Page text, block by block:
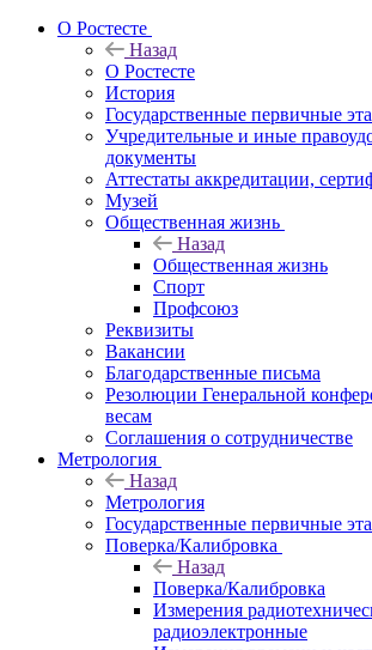
О Ростесте
Назад
О Ростесте
История
Государственные первичные
Учредительные и иные
документы
Аттестаты аккредитации,
Музей
Общественная жизнь
Назад
Общественная жизнь
Спорт
Профсоюз
Реквизиты
Вакансии
Благодарственные письма
Резолюции Генеральной
весам
Соглашения о сотрудничестве
Метрология
Назад
Метрология
Государственные первичные
Поверка/Калибровка
Назад
Поверка/Калибровка
Измерения
радиоэлектронные